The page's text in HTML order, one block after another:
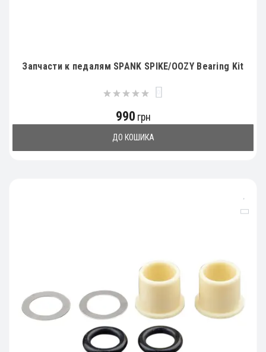
Запчасти к педалям SPANK SPIKE/OOZY Bearing Kit
990 грн
ДО КОШИКА